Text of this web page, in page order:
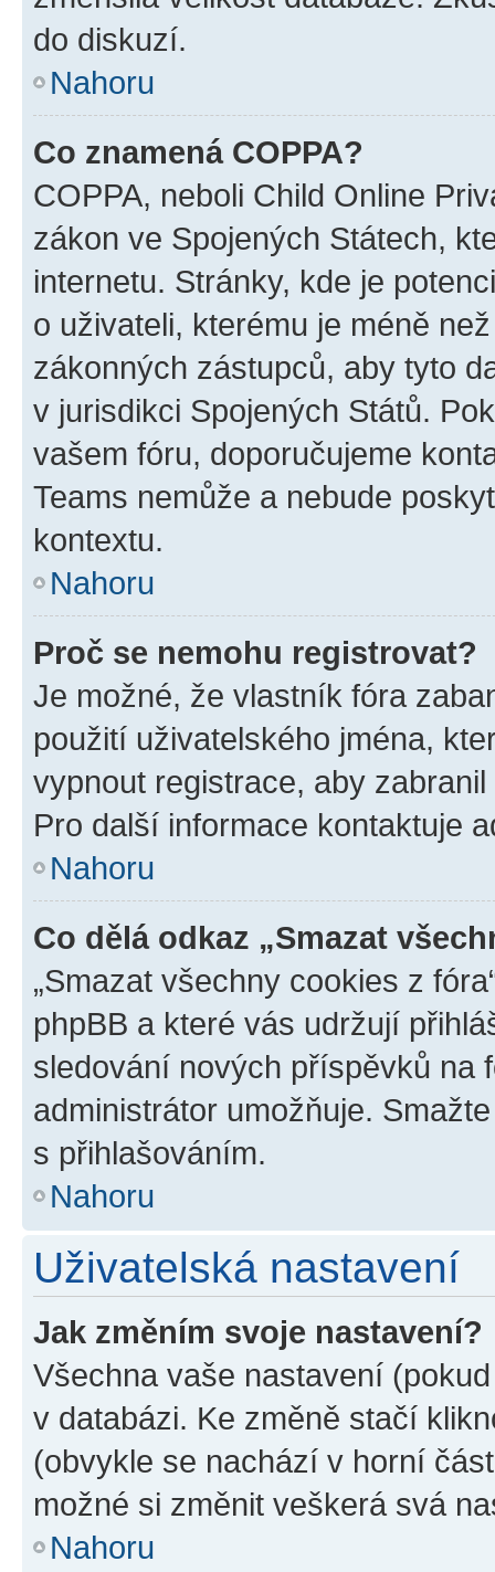
do diskuzí.
Nahoru
Co znamená COPPA?
COPPA, neboli Child Online
zákon ve Spojených Státech,
internetu. Stránky, kde je
o uživateli, kterému je méně
zákonných zástupců, aby tyto
v jurisdikci Spojených Států.
vašem fóru, doporučujeme
Teams nemůže a nebude
kontextu.
Nahoru
Proč se nemohu registrovat?
Je možné, že vlastník fóra
použití uživatelského jména,
vypnout registrace, aby
Pro další informace kontaktuje
Nahoru
Co dělá odkaz „Smazat
„Smazat všechny cookies z
phpBB a které vás udržují
sledování nových příspěvků na
administrátor umožňuje.
s přihlašováním.
Nahoru
Uživatelská nastavení
Jak změním svoje nastavení?
Všechna vaše nastavení
v databázi. Ke změně stačí
(obvykle se nachází v horní
možné si změnit veškerá svá
Nahoru